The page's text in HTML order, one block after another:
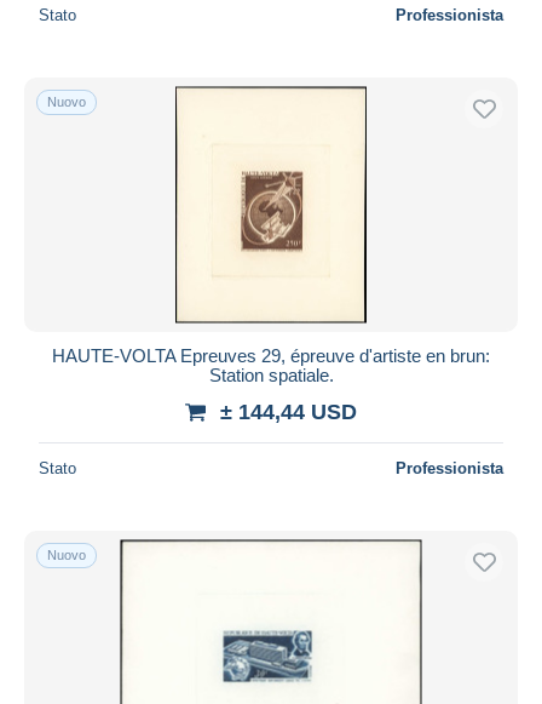
Stato Professionista
Nuovo
HAUTE-VOLTA Epreuves 29, épreuve d'artiste en brun:
Station spatiale.
± 144,44 USD
Stato Professionista
Nuovo